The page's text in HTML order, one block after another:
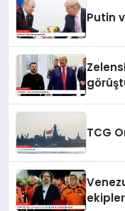
Putin
TCG